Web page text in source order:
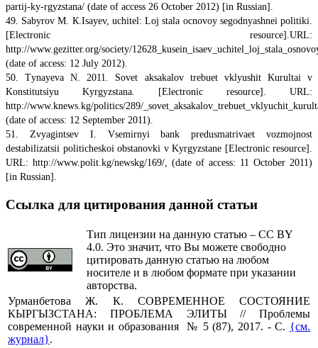
partij-ky-rgyzstana/ (date of access 26 October 2012) [in Russian].
49. Sabyrov M. К.Isayev, uchitel: Loj stala ocnovoy segodnyashnei politiki.
[Electronic resource].URL:
http://www.gezitter.org/society/
(date of access: 12 July 2012).
50. Тynayeva N. 2011. Sovet aksakalov trebuet vklyushit Kurultai v
Konstitutsiyu Kyrgyzstana. [Electronic resource]. URL:
http://www.knews.kg/politics/289/
(date of access: 12 September 2011).
51. Zvyagintsev I. Vsemirnyi bank predusmatrivaet vozmojnost
destabilizatsii politicheskoi obstanovki v Kyrgyzstane [Electronic resource].
URL: http://www.polit.kg/newskg/169/, (date of access: 11 October 2011)
[in Russian].
Ссылка для цитирования данной статьи
Тип лицензии на данную статью – CC BY
4.0. Это значит, что Вы можете свободно
цитировать данную статью на любом
носителе и в любом формате при указании
авторства.
Урманбетова Ж. К. СОВРЕМЕННОЕ СОСТОЯНИЕ
КЫРГЫЗСТАНА: ПРОБЛЕМА ЭЛИТЫ // Проблемы
современной науки и образования № 5 (87), 2017. - С. {см.
журнал}.